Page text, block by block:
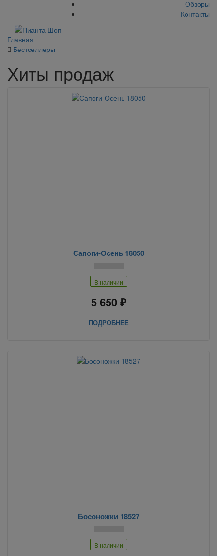
Обзоры
Контакты
Главная
Бестселлеры
Хиты продаж
Сапоги-Осень 18050
В наличии
5 650 ₽
ПОДРОБНЕЕ
Босоножки 18527
В наличии